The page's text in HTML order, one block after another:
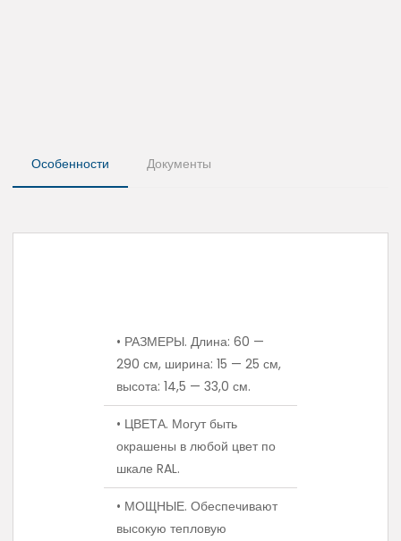
Особенности Документы
• РАЗМЕРЫ. Длина: 60 —
290 см, ширина: 15 — 25 см,
высота: 14,5 — 33,0 см.
• ЦВЕТА. Могут быть
окрашены в любой цвет по
шкале RAL.
• МОЩНЫЕ. Обеспечивают
высокую тепловую